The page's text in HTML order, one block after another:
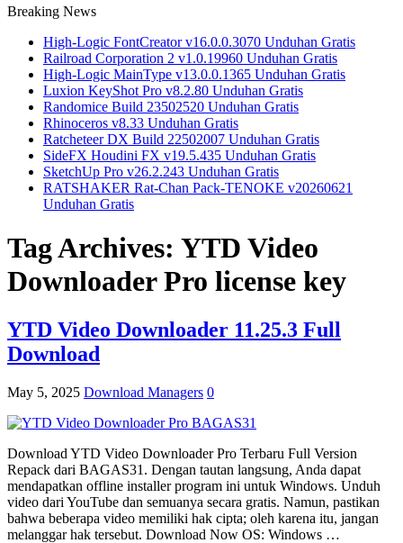
Breaking News
High-Logic FontCreator v16.0.0.3070 Unduhan Gratis
Railroad Corporation 2 v1.0.19960 Unduhan Gratis
High-Logic MainType v13.0.0.1365 Unduhan Gratis
Luxion KeyShot Pro v8.2.80 Unduhan Gratis
Randomice Build 23502520 Unduhan Gratis
Rhinoceros v8.33 Unduhan Gratis
Ratcheteer DX Build 22502007 Unduhan Gratis
SideFX Houdini FX v19.5.435 Unduhan Gratis
SketchUp Pro v26.2.243 Unduhan Gratis
RATSHAKER Rat-Chan Pack-TENOKE v20260621
Unduhan Gratis
Tag Archives: YTD Video
Downloader Pro license key
YTD Video Downloader 11.25.3 Full
Download
May 5, 2025 Download Managers 0
Download YTD Video Downloader Pro Terbaru Full Version
Repack dari BAGAS31. Dengan tautan langsung, Anda dapat
mendapatkan offline installer program ini untuk Windows. Unduh
video dari YouTube dan semuanya secara gratis. Namun, pastikan
bahwa beberapa video memiliki hak cipta; oleh karena itu, jangan
melanggar hak tersebut. Download Now OS: Windows …